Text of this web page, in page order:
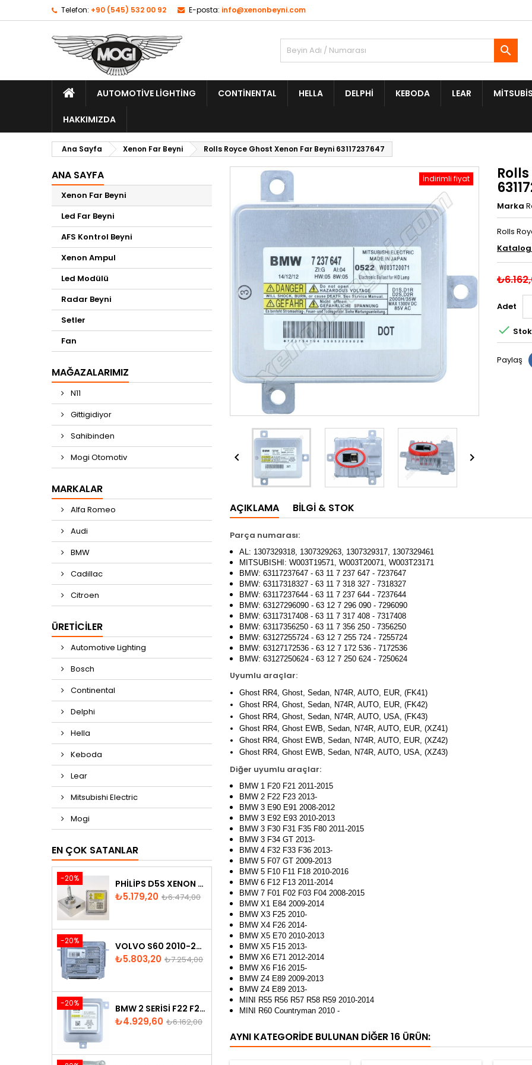
Telefon: +90 (545) 532 00 92 E-posta: info@xenonbeyni.com

AUTOMOTIVE LIGHTING CONTINENTAL HELLA DELPHI KEBODA LEAR
HAKKIMIZDA
Ana Sayfa Xenon Far Beyni Rolls Royce Ghost Xenon Far Beyni 63117237647
ANA SAYFA
Xenon Far Beyni
Led Far Beyni
AFS Kontrol Beyni
Xenon Ampul
Led Modülü
Radar Beyni
Setler
Fan
MAĞAZALARIMIZ
N11
Gittigidiyor
Sahibinden
Mogi Otomotiv
MARKALAR
Alfa Romeo
Audi
BMW
Cadillac
Citroen
ÜRETICILER
Automotive Lighting
Bosch
Continental
Delphi
Hella
Keboda
Lear
Mitsubishi Electric
Mogi
EN ÇOK SATANLAR
-20% PHILIPS D5S XENON AMPUL
Fiyat
₺5.179,20 Normal
₺6.474,00
-20% VOLVO S60 2010-2018 XENON FAR BEYNI 31297942
Fiyat
₺5.803,20 Normal
₺7.254,00
-20% BMW 2 SERISI F22 F23 2013-2016 XENON FAR BEYNI 7318327
Fiyat
₺4.929,60 Normal
₺6.162,00
İndirimli fiyat
 
Marka
Rolls
Adet

Paylaş
AÇIKLAMA BILGI & STOK
Parça numarası:
AL: 1307329318, 1307329263, 1307329317, 1307329461
MITSUBISHI: W003T19571, W003T20071, W003T23171
BMW: 63117237647 - 63 11 7 237 647 - 7237647
BMW: 63117318327 - 63 11 7 318 327 - 7318327
BMW: 63117237644 - 63 11 7 237 644 - 7237644
BMW: 63127296090 - 63 12 7 296 090 - 7296090
BMW: 63117317408 - 63 11 7 317 408 - 7317408
BMW: 63117356250 - 63 11 7 356 250 - 7356250
BMW: 63127255724 - 63 12 7 255 724 - 7255724
BMW: 63127172536 - 63 12 7 172 536 - 7172536
BMW: 63127250624 - 63 12 7 250 624 - 7250624
Uyumlu araçlar:
Ghost RR4, Ghost, Sedan, N74R, AUTO, EUR, (FK41)
Ghost RR4, Ghost, Sedan, N74R, AUTO, EUR, (FK42)
Ghost RR4, Ghost, Sedan, N74R, AUTO, USA, (FK43)
Ghost RR4, Ghost EWB, Sedan, N74R, AUTO, EUR, (XZ41)
Ghost RR4, Ghost EWB, Sedan, N74R, AUTO, EUR, (XZ42)
Ghost RR4, Ghost EWB, Sedan, N74R, AUTO, USA, (XZ43)
Diğer uyumlu araçlar:
BMW 1 F20 F21 2011-2015
BMW 2 F22 F23 2013-
BMW 3 E90 E91 2008-2012
BMW 3 E92 E93 2010-2013
BMW 3 F30 F31 F35 F80 2011-2015
BMW 3 F34 GT 2013-
BMW 4 F32 F33 F36 2013-
BMW 5 F07 GT 2009-2013
BMW 5 F10 F11 F18 2010-2016
BMW 6 F12 F13 2011-2014
BMW 7 F01 F02 F03 F04 2008-2015
BMW X1 E84 2009-2014
BMW X3 F25 2010-
BMW X4 F26 2014-
BMW X5 E70 2010-2013
BMW X5 F15 2013-
BMW X6 E71 2012-2014
BMW X6 F16 2015-
BMW Z4 E89 2009-2013
BMW Z4 E89 2013-
MINI R55 R56 R57 R58 R59 2010-2014
MINI R60 Countryman 2010 -
AYNI KATEGORIDE BULUNAN DIĞER 16 ÜRÜN: